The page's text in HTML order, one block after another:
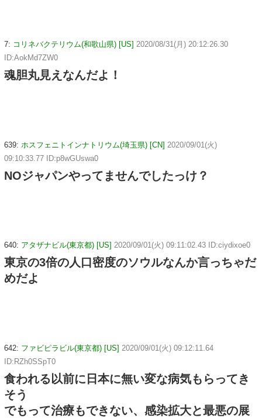
7: コリネバクテリウム(和歌山県) [US] 2020/08/31(月) 20:12:26.30
ID:AokMd7ZW0
魂胆丸見えなんだよ！
639: ホスフェニトインナトリウム(埼玉県) [CN] 2020/09/01(火)
09:10:33.77 ID:p8wGUswa0
NOジャパンやってませんでしたっけ？
640: アタザナビル(東京都) [US] 2020/09/01(火) 09:11:02.43 ID:ciydixoe0
東京の3倍の人口密度のソウルなんか言っちゃだ
めだよ
642: ファビピラビル(東京都) [US] 2020/09/01(火) 09:12:11.64
ID:RZh0SSpT0
食われる以前に日本に無い変な病気もらってき
そう
でもって治療もできない、感染拡大と最悪の展